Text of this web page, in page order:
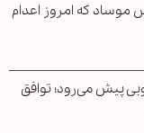
موساد که امروز اعدام
پیش می‌رود؛ توافق